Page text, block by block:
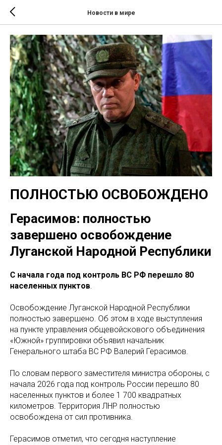
Новости в мире
ПОЛНОСТЬЮ ОСВОБОЖДЕНО
Герасимов: полностью
завершено освобождение
Луганской Народной Республики
С начала года под контроль ВС РФ перешло 80
населенных пунктов.
Освобождение Луганской Народной Республики
полностью завершено. Об этом в ходе выступления
на пункте управления общевойскового объединения
«Южной» группировки объявил начальник
Генерального штаба ВС РФ Валерий Герасимов.
По словам первого заместителя министра обороны, с
начала 2026 года под контроль России перешло 80
населенных пунктов и более 1 700 квадратных
километров. Территория ЛНР полностью
освобождена от сил противника.
Герасимов отметил, что сегодня наступление